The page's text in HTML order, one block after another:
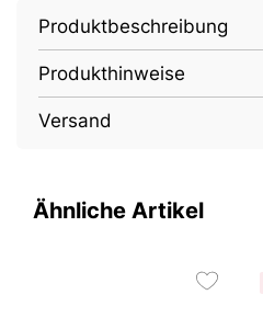
Produktbeschreibung
Produkthinweise
Versand
Ähnliche Artikel